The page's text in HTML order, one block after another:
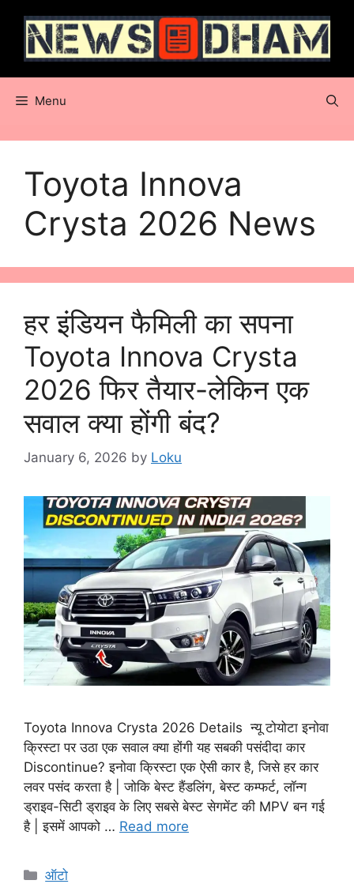
content
Menu
Toyota Innova
Crysta 2026 News
हर इंडियन फैमिली का सपना
Toyota Innova Crysta
2026 फिर तैयार-लेकिन एक
सवाल क्या होंगी बंद?
January 6, 2026 by Loku
Toyota Innova Crysta 2026 Details न्यू टोयोटा इनोवा
क्रिस्टा पर उठा एक सवाल क्या होंगी यह सबकी पसंदीदा कार
Discontinue? इनोवा क्रिस्टा एक ऐसी कार है, जिसे हर कार
लवर पसंद करता है | जोकि बेस्ट हैंडलिंग, बेस्ट कम्फर्ट, लॉन्ग
ड्राइव-सिटी ड्राइव के लिए सबसे बेस्ट सेगमेंट की MPV बन गई
है | इसमें आपको … Read more
Categories
ऑटो